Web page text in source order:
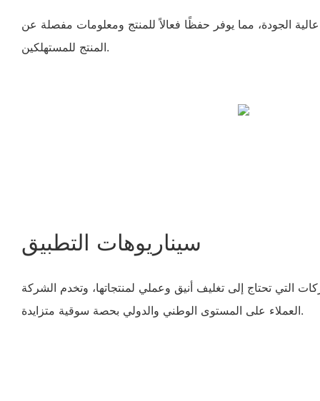
الجودة، مما يوفر حفظًا فعالاً للمنتج ومعلومات مفصلة عن
المنتج للمستهلكين.
سيناريوهات التطبيق
التي تحتاج إلى تغليف أنيق وعملي لمنتجاتها، وتخدم الشركة
العملاء على المستوى الوطني والدولي بحصة سوقية متزايدة.